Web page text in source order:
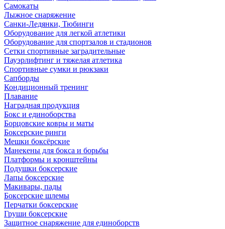
Самокаты
Лыжное снаряжение
Санки-Ледянки, Тюбинги
Оборудование для легкой атлетики
Оборудование для спортзалов и стадионов
Сетки спортивные заградительные
Пауэрлифтинг и тяжелая атлетика
Спортивные сумки и рюкзаки
Сапборды
Кондиционный тренинг
Плавание
Наградная продукция
Бокс и единоборства
Борцовские ковры и маты
Боксерские ринги
Мешки боксёрские
Манекены для бокса и борьбы
Платформы и кронштейны
Подушки боксерские
Лапы боксерские
Макивары, пады
Боксерские шлемы
Перчатки боксерские
Груши боксерские
Защитное снаряжение для единоборств